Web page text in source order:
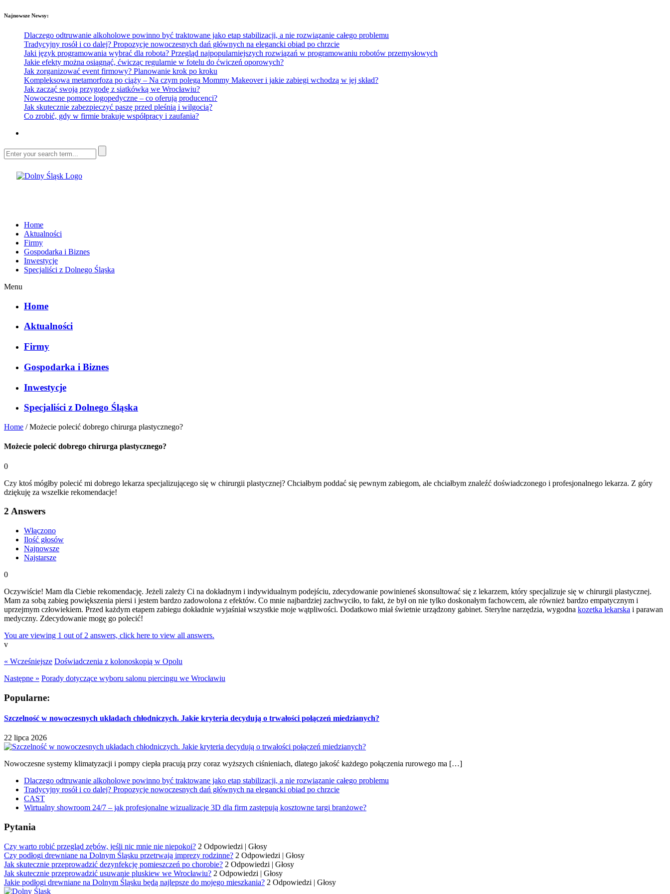
Najnowsze Newsy:
Dlaczego odtruwanie alkoholowe powinno być traktowane jako etap stabilizacji, a nie rozwiązanie całego problemu
Tradycyjny rosół i co dalej? Propozycje nowoczesnych dań głównych na elegancki obiad po chrzcie
Jaki język programowania wybrać dla robota? Przegląd najpopularniejszych rozwiązań w programowaniu robotów przemysłowych
Jakie efekty można osiągnąć, ćwicząc regularnie w fotelu do ćwiczeń oporowych?
Jak zorganizować event firmowy? Planowanie krok po kroku
Kompleksowa metamorfoza po ciąży – Na czym polega Mommy Makeover i jakie zabiegi wchodzą w jej skład?
Jak zacząć swoją przygodę z siatkówką we Wrocławiu?
Nowoczesne pomoce logopedyczne – co oferują producenci?
Jak skutecznie zabezpieczyć paszę przed pleśnią i wilgocią?
Co zrobić, gdy w firmie brakuje współpracy i zaufania?
Home
Aktualności
Firmy
Gospodarka i Biznes
Inwestycje
Specjaliści z Dolnego Śląska
Menu
Home
Aktualności
Firmy
Gospodarka i Biznes
Inwestycje
Specjaliści z Dolnego Śląska
Home /Możecie polecić dobrego chirurga plastycznego?
Możecie polecić dobrego chirurga plastycznego?
0
Czy ktoś mógłby polecić mi dobrego lekarza specjalizującego się w chirurgii plastycznej? Chciałbym poddać się pewnym zabiegom, ale chciałbym znaleźć doświadczonego i profesjonalnego lekarza. Z góry
dziękuję za wszelkie rekomendacje!
2 Answers
Włączono
Ilość głosów
Najnowsze
Najstarsze
0
Oczywiście! Mam dla Ciebie rekomendację. Jeżeli zależy Ci na dokładnym i indywidualnym podejściu, zdecydowanie powinieneś skonsultować się z lekarzem, który specjalizuje się w chirurgii plastycznej.
Mam za sobą zabieg powiększenia piersi i jestem bardzo zadowolona z efektów. Co mnie najbardziej zachwyciło, to fakt, że był on nie tylko doskonałym fachowcem, ale również bardzo empatycznym i
uprzejmym człowiekiem. Przed każdym etapem zabiegu dokładnie wyjaśniał wszystkie moje wątpliwości. Dodatkowo miał świetnie urządzony gabinet. Sterylne narzędzia, wygodna kozetka lekarska i parawan
medyczny. Zdecydowanie mogę go polecić!
You are viewing 1 out of 2 answers, click here to view all answers.
v
« Wcześniejsze Doświadczenia z kolonoskopią w Opolu
Następne » Porady dotyczące wyboru salonu piercingu we Wrocławiu
Popularne:
Szczelność w nowoczesnych układach chłodniczych. Jakie kryteria decydują o trwałości połączeń miedzianych?
22 lipca 2026
Nowoczesne systemy klimatyzacji i pompy ciepła pracują przy coraz wyższych ciśnieniach, dlatego jakość każdego połączenia rurowego ma […]
Dlaczego odtruwanie alkoholowe powinno być traktowane jako etap stabilizacji, a nie rozwiązanie całego problemu
Tradycyjny rosół i co dalej? Propozycje nowoczesnych dań głównych na elegancki obiad po chrzcie
CAST
Wirtualny showroom 24/7 – jak profesjonalne wizualizacje 3D dla firm zastępują kosztowne targi branżowe?
Pytania
Czy warto robić przegląd zębów, jeśli nic mnie nie niepokoi? 2 Odpowiedzi | Głosy
Czy podłogi drewniane na Dolnym Śląsku przetrwają imprezy rodzinne? 2 Odpowiedzi | Głosy
Jak skutecznie przeprowadzić dezynfekcję pomieszczeń po chorobie? 2 Odpowiedzi | Głosy
Jak skutecznie przeprowadzić usuwanie pluskiew we Wrocławiu? 2 Odpowiedzi | Głosy
Jakie podłogi drewniane na Dolnym Śląsku będą najlepsze do mojego mieszkania? 2 Odpowiedzi | Głosy